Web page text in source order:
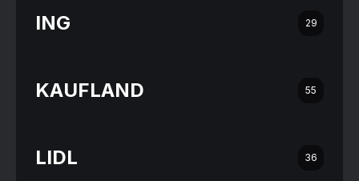
ING 29
KAUFLAND 55
LIDL 36